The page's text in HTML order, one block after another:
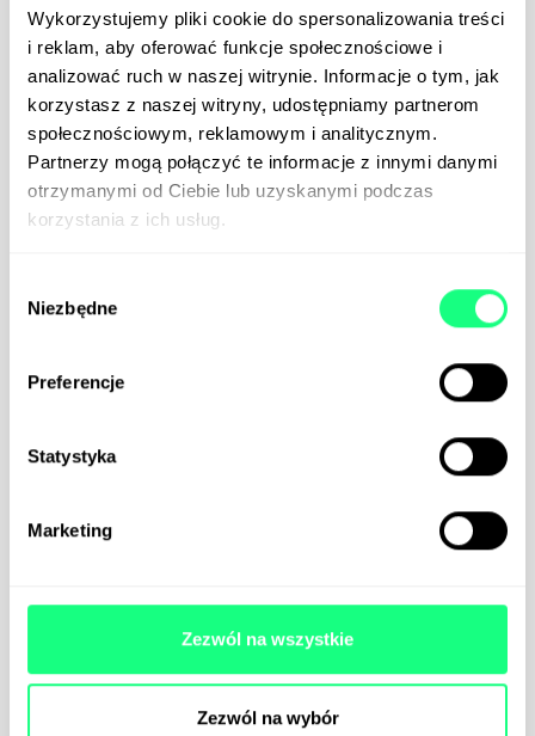
Wykorzystujemy pliki cookie do spersonalizowania treści
i reklam, aby oferować funkcje społecznościowe i
analizować ruch w naszej witrynie. Informacje o tym, jak
korzystasz z naszej witryny, udostępniamy partnerom
społecznościowym, reklamowym i analitycznym.
Partnerzy mogą połączyć te informacje z innymi danymi
otrzymanymi od Ciebie lub uzyskanymi podczas
korzystania z ich usług.
zgody
Niezbędne
Preferencje
Statystyka
Marketing
Zezwól na wszystkie
Zezwól na wybór
sztucznej inteligencji. Jak
tworzyć treści, które naprawdę
zapamiętamy?
Czego dowiesz się z tego tekstu? Dlaczego w 2026
roku musimy porzucić masowy content z AI Jak
wykorzystać sztuczną inteligencję do planowania, a
nie pisania Jak dostosować strategię treści do
fundament nowoczesnego contentu Jak skutecznie
GreenLetter